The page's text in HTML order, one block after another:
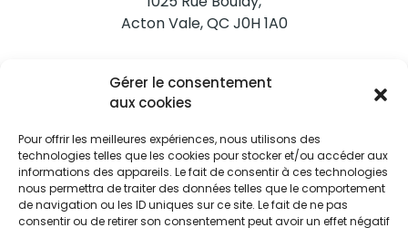
Gérer le consentement
aux cookies
Pour offrir les meilleures expériences, nous utilisons des
technologies telles que les cookies pour stocker et/ou accéder aux
informations des appareils. Le fait de consentir à ces technologies
nous permettra de traiter des données telles que le comportement
de navigation ou les ID uniques sur ce site. Le fait de ne pas
consentir ou de retirer son consentement peut avoir un effet négatif
Acton Vale, QC J0H 1A0
Nous joindre
Tél. 450 546-2703
Restez informés